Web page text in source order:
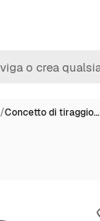
/Concetto di tiraggio…